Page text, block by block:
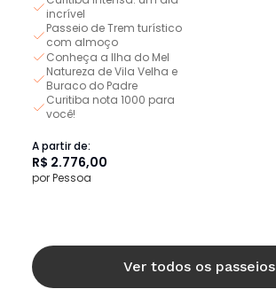
incrível
Passeio de Trem turístico
com almoço
Conheça a Ilha do Mel
Natureza de Vila Velha e
Buraco do Padre
Curitiba nota 1000 para
você!
A partir de:
R$ 2.776,00
por Pessoa
Ver todos os passeios